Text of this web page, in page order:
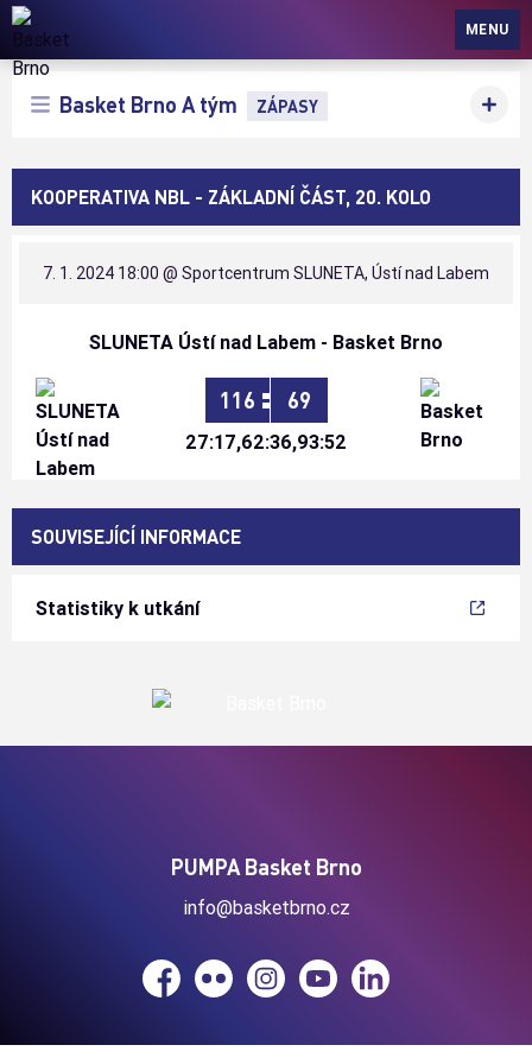
Basket Brno
MENU
Basket Brno A tým ZÁPASY
KOOPERATIVA NBL - ZÁKLADNÍ ČÁST, 20. KOLO
7. 1. 2024 18:00 @ Sportcentrum SLUNETA, Ústí nad Labem
SLUNETA Ústí nad Labem - Basket Brno
116 : 69
27:17,62:36,93:52
SOUVISEJÍCÍ INFORMACE
Statistiky k utkání
PUMPA Basket Brno
info@basketbrno.cz
Facebook
Flickr InstagramYouTubeLinkedIn